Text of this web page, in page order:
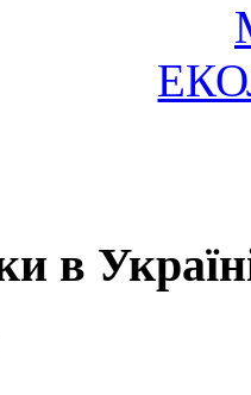
в